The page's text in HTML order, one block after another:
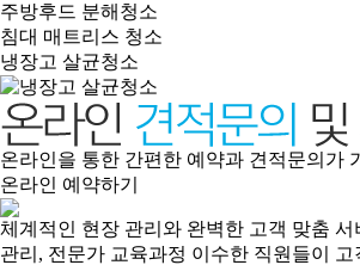
주방후드 분해청소
침대 매트리스 청소
냉장고 살균청소
온라인을 통한 간편한 예약과 견적문의가
온라인 예약하기
체계적인 현장 관리와 완벽한 고객 맞춤
관리, 전문가 교육과정 이수한 직원들이